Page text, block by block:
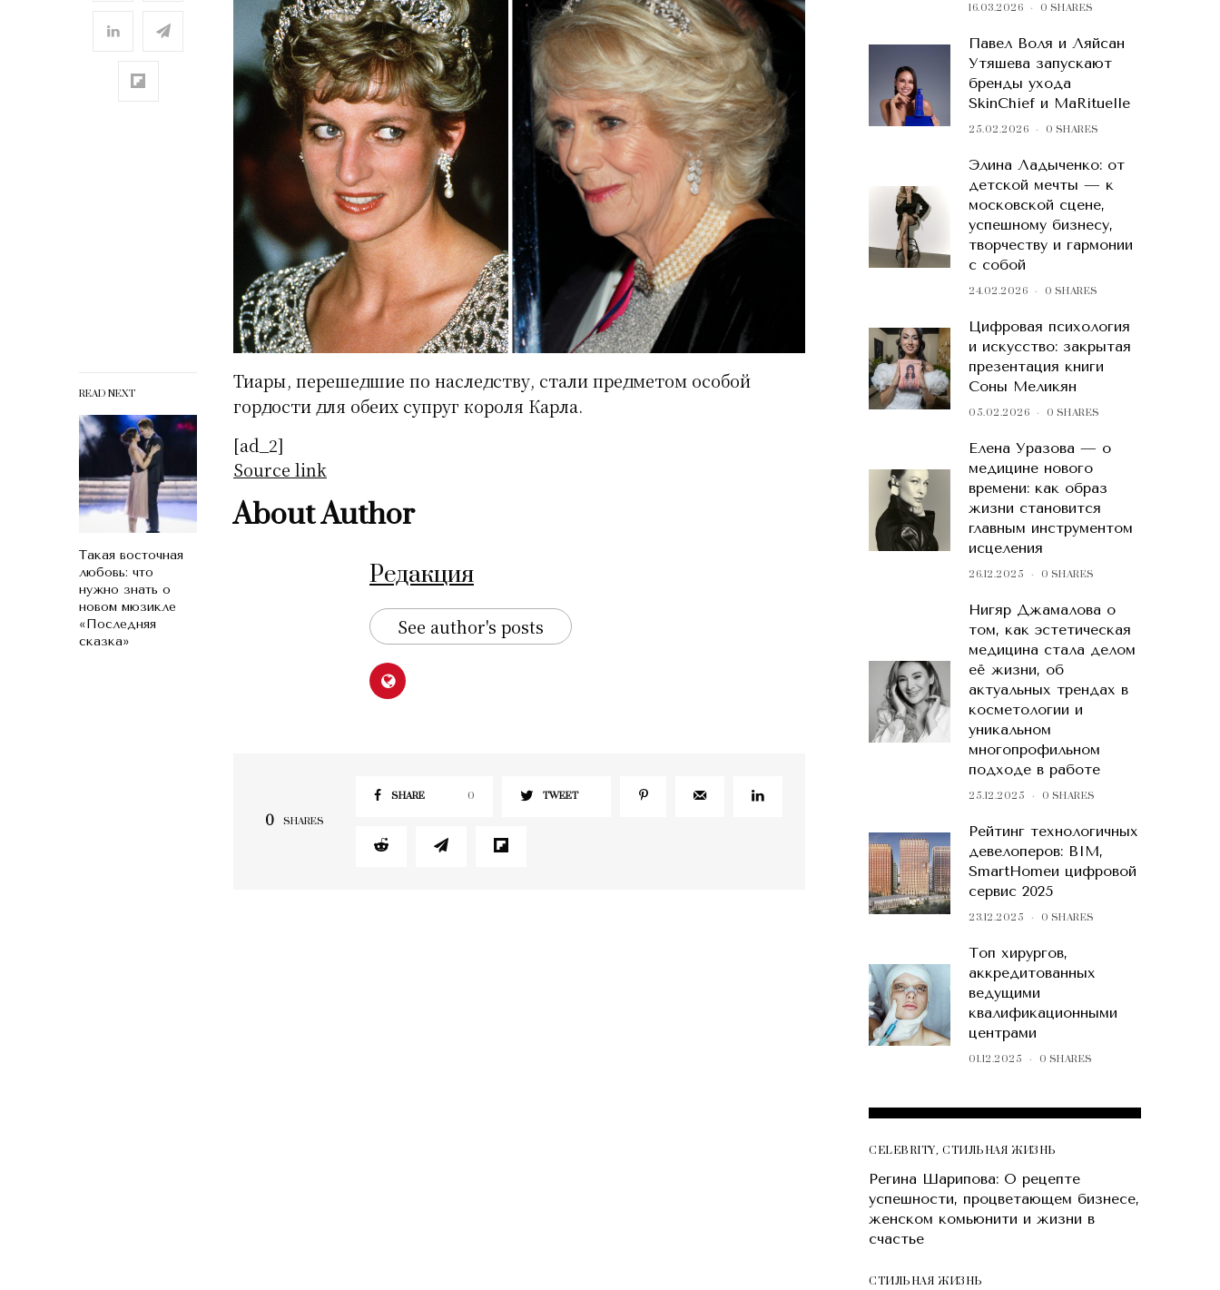
READ NEXT
Такая восточная
любовь: что
нужно знать о
новом мюзикле
«Последняя
сказка»
Тиары, перешедшие по наследству, стали предметом особой
гордости для обеих супруг короля Карла.
[ad_2]
Source link
About Author
Редакция
See author's posts
0 SHARES
SHARE 0 TWEET
16.03.2026 0 SHARES
Павел Воля и Ляйсан
Утяшева запускают
бренды ухода
SkinChief и MaRituelle
25.02.2026 0 SHARES
Элина Ладыченко: от
детской мечты — к
московской сцене,
успешному бизнесу,
творчеству и гармонии
с собой
24.02.2026 0 SHARES
Цифровая психология
и искусство: закрытая
презентация книги
Соны Меликян
05.02.2026 0 SHARES
Елена Уразова — о
медицине нового
времени: как образ
жизни становится
главным инструментом
исцеления
26.12.2025 0 SHARES
Нигяр Джамалова о
том, как эстетическая
медицина стала делом
её жизни, об
актуальных трендах в
косметологии и
уникальном
многопрофильном
подходе в работе
25.12.2025 0 SHARES
Рейтинг технологичных
девелоперов: BIM,
SmartHomeи цифровой
сервис 2025
23.12.2025 0 SHARES
Топ хирургов,
аккредитованных
ведущими
квалификационными
центрами
01.12.2025 0 SHARES
CELEBRITY,СТИЛЬНАЯ ЖИЗНЬ
Регина Шарипова: О рецепте
успешности, процветающем бизнесе,
женском комьюнити и жизни в
счастье
СТИЛЬНАЯ ЖИЗНЬ